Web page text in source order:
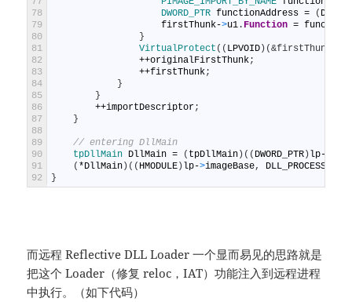
78
79
80
81
82
83
84
85
86
87
88
89
90
91
92
DWORD_PTR functionAddress = (
firstThunk->u1 . Function =
}
VirtualProtect ( ( LPVOID ) (&firstThunk-
++originalFirstThunk;
++firstThunk;
}
}
++importDescriptor;
}
// entering DllMain
tpDllMain DllMain = ( tpDllMain ) ( ( DWORD_PTR ) lp-
( *DllMain ) ( ( HMODULE ) lp->imageBase,
}
而远程 Reflective DLL Loader 一个显而易见的思路就是
把这个 Loader（修复 reloc，IAT）功能注入到远程进程
中执行。（如下代码）